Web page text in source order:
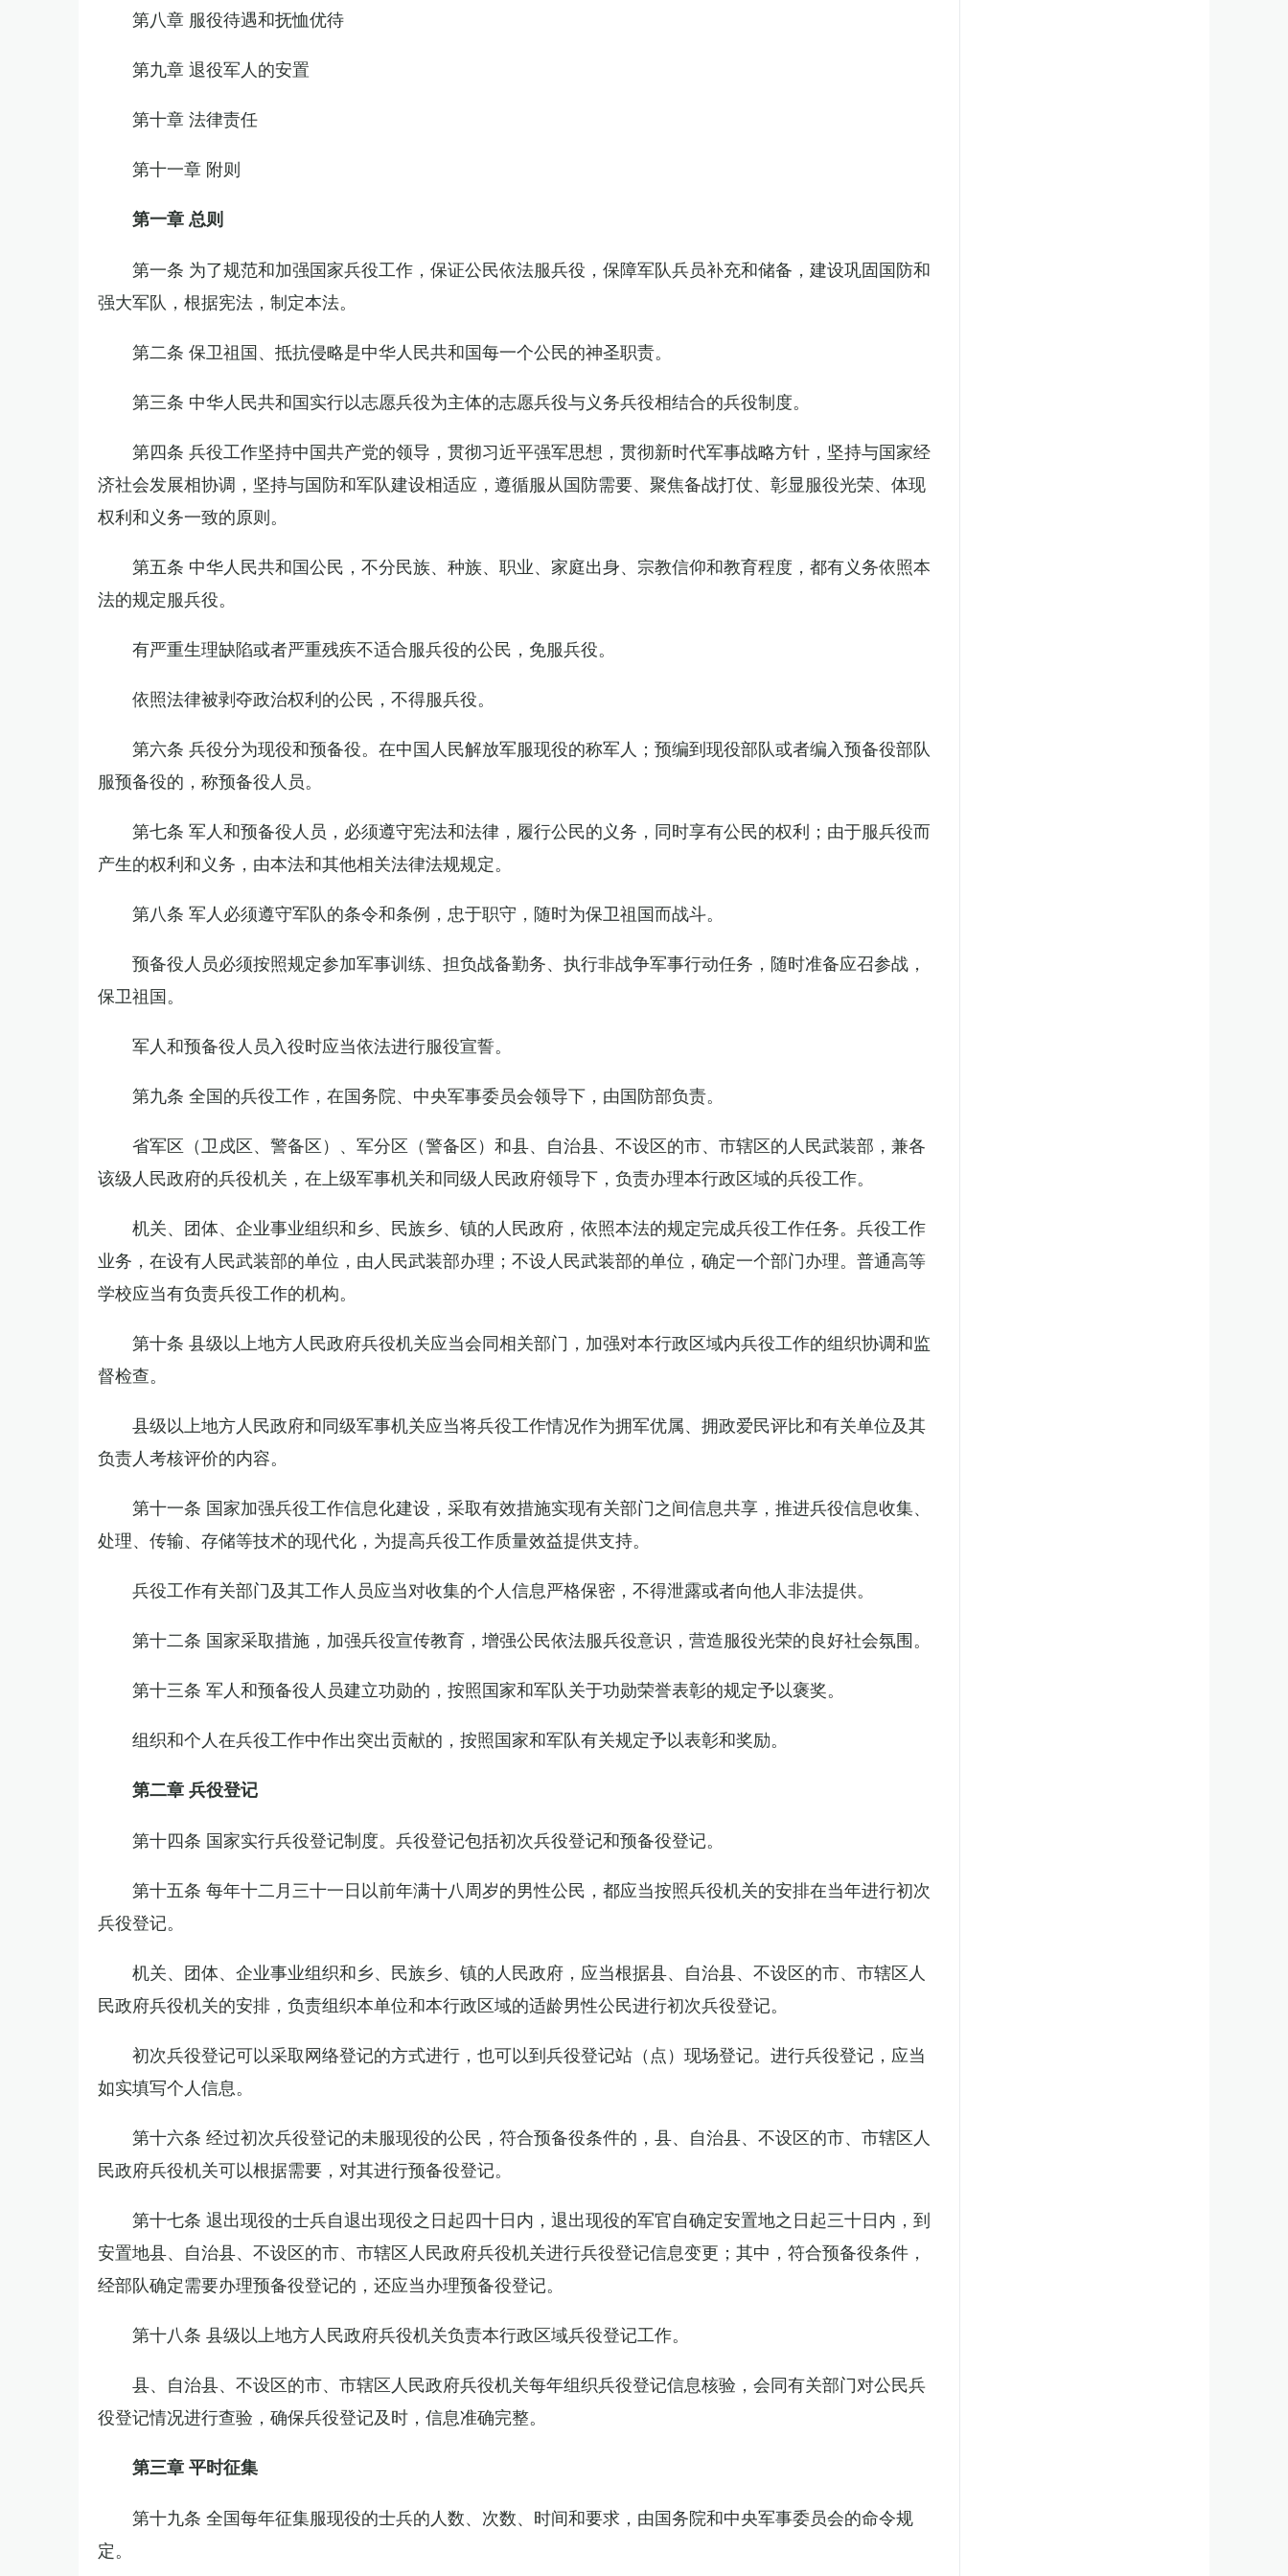
第八章 服役待遇和抚恤优待
第九章 退役军人的安置
第十章 法律责任
第十一章 附则
第一章 总则
第一条 为了规范和加强国家兵役工作，保证公民依法服兵役，保障军队兵员补充和储备，建设巩固国防和
强大军队，根据宪法，制定本法。
第二条 保卫祖国、抵抗侵略是中华人民共和国每一个公民的神圣职责。
第三条 中华人民共和国实行以志愿兵役为主体的志愿兵役与义务兵役相结合的兵役制度。
第四条 兵役工作坚持中国共产党的领导，贯彻习近平强军思想，贯彻新时代军事战略方针，坚持与国家经
济社会发展相协调，坚持与国防和军队建设相适应，遵循服从国防需要、聚焦备战打仗、彰显服役光荣、体现
权利和义务一致的原则。
第五条 中华人民共和国公民，不分民族、种族、职业、家庭出身、宗教信仰和教育程度，都有义务依照本
法的规定服兵役。
有严重生理缺陷或者严重残疾不适合服兵役的公民，免服兵役。
依照法律被剥夺政治权利的公民，不得服兵役。
第六条 兵役分为现役和预备役。在中国人民解放军服现役的称军人；预编到现役部队或者编入预备役部队
服预备役的，称预备役人员。
第七条 军人和预备役人员，必须遵守宪法和法律，履行公民的义务，同时享有公民的权利；由于服兵役而
产生的权利和义务，由本法和其他相关法律法规规定。
第八条 军人必须遵守军队的条令和条例，忠于职守，随时为保卫祖国而战斗。
预备役人员必须按照规定参加军事训练、担负战备勤务、执行非战争军事行动任务，随时准备应召参战，
保卫祖国。
军人和预备役人员入役时应当依法进行服役宣誓。
第九条 全国的兵役工作，在国务院、中央军事委员会领导下，由国防部负责。
省军区（卫戍区、警备区）、军分区（警备区）和县、自治县、不设区的市、市辖区的人民武装部，兼各
该级人民政府的兵役机关，在上级军事机关和同级人民政府领导下，负责办理本行政区域的兵役工作。
机关、团体、企业事业组织和乡、民族乡、镇的人民政府，依照本法的规定完成兵役工作任务。兵役工作
业务，在设有人民武装部的单位，由人民武装部办理；不设人民武装部的单位，确定一个部门办理。普通高等
学校应当有负责兵役工作的机构。
第十条 县级以上地方人民政府兵役机关应当会同相关部门，加强对本行政区域内兵役工作的组织协调和监
督检查。
县级以上地方人民政府和同级军事机关应当将兵役工作情况作为拥军优属、拥政爱民评比和有关单位及其
负责人考核评价的内容。
第十一条 国家加强兵役工作信息化建设，采取有效措施实现有关部门之间信息共享，推进兵役信息收集、
处理、传输、存储等技术的现代化，为提高兵役工作质量效益提供支持。
兵役工作有关部门及其工作人员应当对收集的个人信息严格保密，不得泄露或者向他人非法提供。
第十二条 国家采取措施，加强兵役宣传教育，增强公民依法服兵役意识，营造服役光荣的良好社会氛围。
第十三条 军人和预备役人员建立功勋的，按照国家和军队关于功勋荣誉表彰的规定予以褒奖。
组织和个人在兵役工作中作出突出贡献的，按照国家和军队有关规定予以表彰和奖励。
第二章 兵役登记
第十四条 国家实行兵役登记制度。兵役登记包括初次兵役登记和预备役登记。
第十五条 每年十二月三十一日以前年满十八周岁的男性公民，都应当按照兵役机关的安排在当年进行初次
兵役登记。
机关、团体、企业事业组织和乡、民族乡、镇的人民政府，应当根据县、自治县、不设区的市、市辖区人
民政府兵役机关的安排，负责组织本单位和本行政区域的适龄男性公民进行初次兵役登记。
初次兵役登记可以采取网络登记的方式进行，也可以到兵役登记站（点）现场登记。进行兵役登记，应当
如实填写个人信息。
第十六条 经过初次兵役登记的未服现役的公民，符合预备役条件的，县、自治县、不设区的市、市辖区人
民政府兵役机关可以根据需要，对其进行预备役登记。
第十七条 退出现役的士兵自退出现役之日起四十日内，退出现役的军官自确定安置地之日起三十日内，到
安置地县、自治县、不设区的市、市辖区人民政府兵役机关进行兵役登记信息变更；其中，符合预备役条件，
经部队确定需要办理预备役登记的，还应当办理预备役登记。
第十八条 县级以上地方人民政府兵役机关负责本行政区域兵役登记工作。
县、自治县、不设区的市、市辖区人民政府兵役机关每年组织兵役登记信息核验，会同有关部门对公民兵
役登记情况进行查验，确保兵役登记及时，信息准确完整。
第三章 平时征集
第十九条 全国每年征集服现役的士兵的人数、次数、时间和要求，由国务院和中央军事委员会的命令规
定。